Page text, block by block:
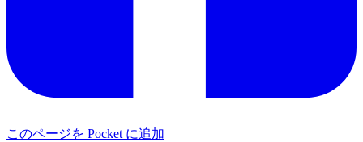
このページを Pocket に追加